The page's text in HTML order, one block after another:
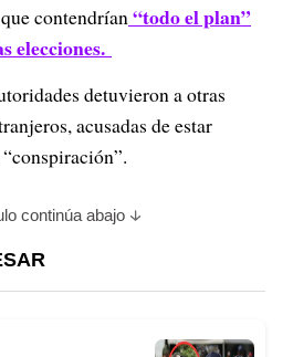
i
e
o
contendrían“todo el plan”
elecciones.
detuvieron a otras
acusadas de estar
continúa abajo